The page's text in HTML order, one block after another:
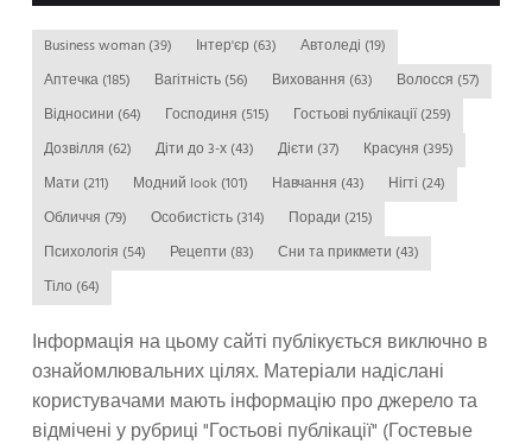
Business woman (39) Інтер'єр (63) Автоледі (19)
Аптечка (185) Вагітність (56) Виховання (63) Волосся (57)
Відносини (64) Господиня (515) Гостьові публікації(259)
Дозвілля (62) Діти до 3-х (43) Дієти (37) Красуня (395)
Мати (211) Модний look (101) Навчання (43) Нігті (24)
Обличчя (79) Особистість (314) Поради (215)
Психологія (54) Рецепти (83) Сни та прикмети (43)
Тіло (64)
Інформація на цьому сайті публікується виключно в
ознайомлювальних цілях. Матеріали надіслані
користувачами мають інформацію про джерело та
відмічені у рубриці "Гостьові публікації" (Гостевые